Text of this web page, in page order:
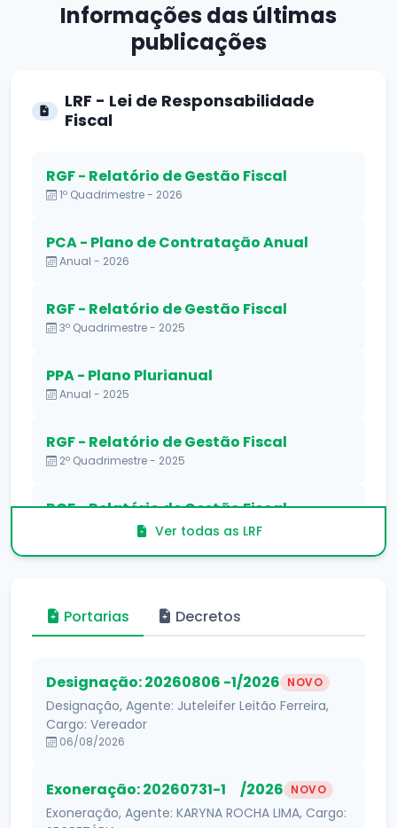
Informações dasúltimas
publicações
LRF - Lei de Responsabilidade
Fiscal
RGF - Relatório de Gestão Fiscal
1º Quadrimestre - 2026
PCA - Plano de Contratação Anual
Anual - 2026
RGF - Relatório de Gestão Fiscal
3º Quadrimestre - 2025
PPA - Plano Plurianual
Anual - 2025
RGF - Relatório de Gestão Fiscal
2º Quadrimestre - 2025
RGF - Relatório de Gestão Fiscal
1º Quadrimestre - 2025Ver todas as LRF
Portarias Decretos
Designação: 20260806 -1/2026 NOVO
Designação, Agente: Juteleifer Leitão Ferreira,
Cargo: Vereador
06/08/2026
Exoneração: 20260731-1 /2026 NOVO
Exoneração, Agente: KARYNA ROCHA LIMA, Cargo: